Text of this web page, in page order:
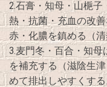
2.石膏・知母・山梔
熱・抗菌・充血の改
赤・化膿を鎮める（
3.麦門冬・百合・知
を補充する（滋陰生
めて排出しやすくす